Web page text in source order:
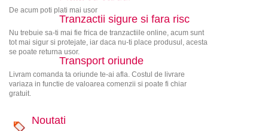
De acum poti plati mai usor
Tranzactii sigure si fara risc
Nu trebuie sa-ti mai fie frica de tranzactiile online, acum sunt
tot mai sigur si protejate, iar daca nu-ti place produsul, acesta
se poate returna usor.
Transport oriunde
Livram comanda ta oriunde te-ai afla. Costul de livrare
variaza in functie de valoarea comenzii si poate fi chiar
gratuit.
Noutati